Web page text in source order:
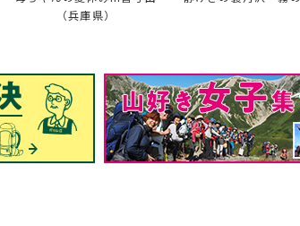
（兵庫県）